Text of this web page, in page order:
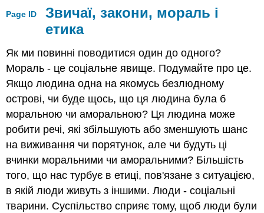
Page ID
Звичаї, закони, мораль і
етика
Як ми повинні поводитися один до одного?
Мораль - це соціальне явище. Подумайте про це.
Якщо людина одна на якомусь безлюдному
острові, чи буде щось, що ця людина була б
моральною чи аморальною? Ця людина може
робити речі, які збільшують або зменшують шанс
на виживання чи порятунок, але чи будуть ці
вчинки моральними чи аморальними? Більшість
того, що нас турбує в етиці, пов'язане з ситуацією,
в якій люди живуть з іншими. Люди - соціальні
тварини. Суспільство сприяє тому, щоб люди були